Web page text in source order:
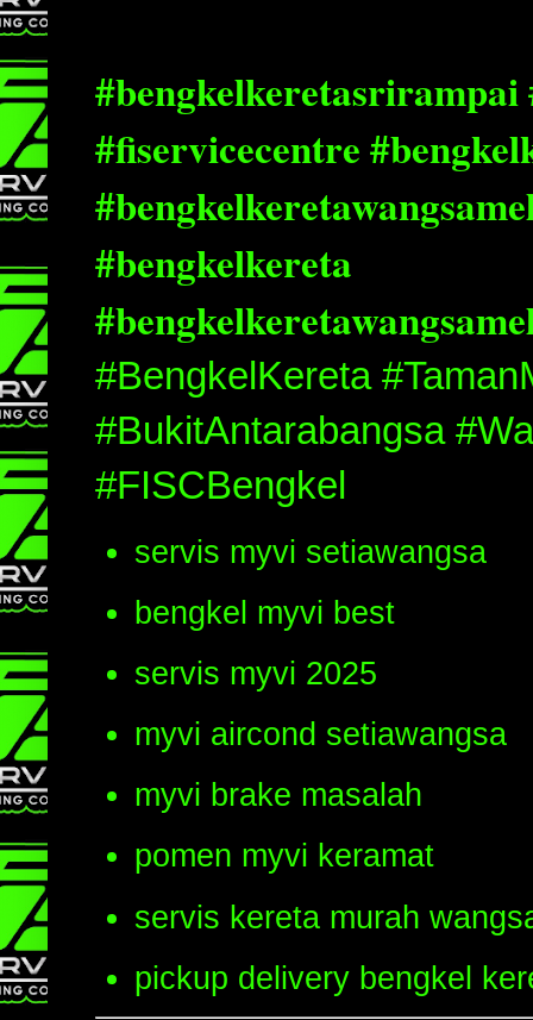
#bengkelkeretasrirampai
#fiservicecentre
#bengkelkereta
#BengkelKereta
#BukitAntarabangsa
#FISCBengkel
servis myvi setiawangsa
bengkel myvi best
servis myvi 2025
myvi aircond setiawangsa
myvi brake masalah
pomen myvi keramat
servis kereta murah
pickup delivery bengkel